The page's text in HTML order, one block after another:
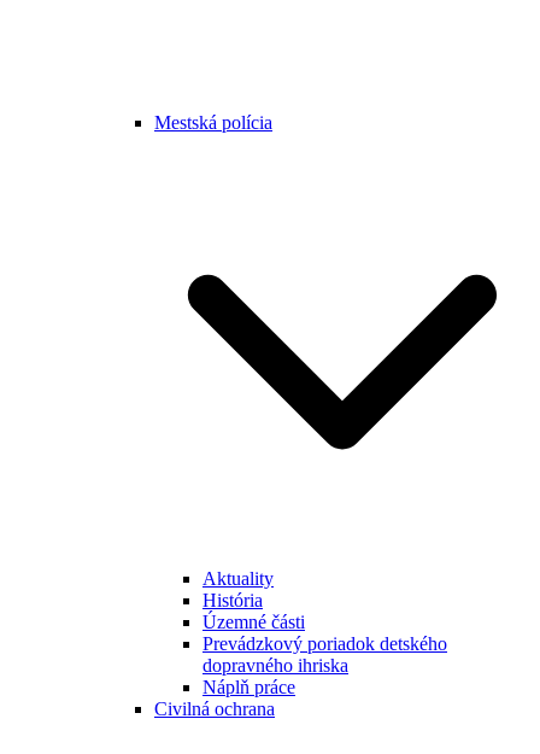
Mestská polícia
Aktuality
História
Územné části
Prevádzkový poriadok detského
dopravného ihriska
Náplň práce
Civilná ochrana